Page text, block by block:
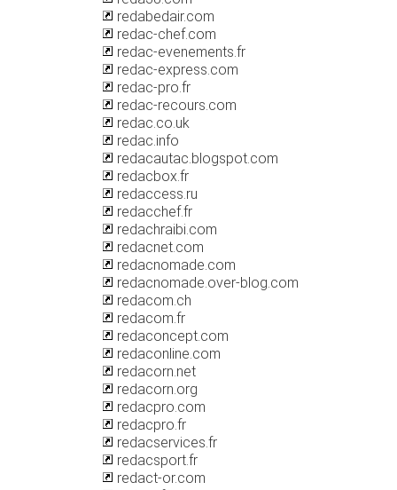
redabedair.com
redac-chef.com
redac-evenements.fr
redac-express.com
redac-pro.fr
redac-recours.com
redac.co.uk
redac.info
redacautac.blogspot.com
redacbox.fr
redaccess.ru
redacchef.fr
redachraibi.com
redacnet.com
redacnomade.com
redacnomade.over-blog.com
redacom.ch
redacom.fr
redaconcept.com
redaconline.com
redacorn.net
redacorn.org
redacpro.com
redacpro.fr
redacservices.fr
redacsport.fr
redact-or.com